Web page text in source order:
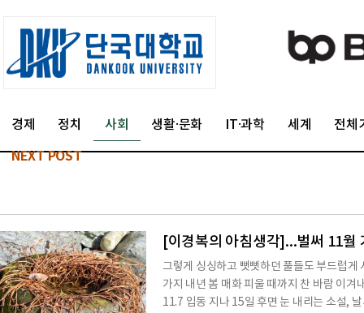
경제 정치 사회 생활·문화 IT·과학 세계 전체
NEXT POST
[이경복의 아침생각]...벌써 11월
그렇게 싱싱하고 뻣뻣하던 풀들도 부드럽게
가지 내년 봄 매화 피울 때까지 찬 바람 이
11.7 입동 지나 15일 후면 눈 내리는 소설,